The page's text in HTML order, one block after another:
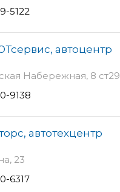
5122
автоцентр
Набережная, 8 ст29
9138
автотехцентр
23
6317